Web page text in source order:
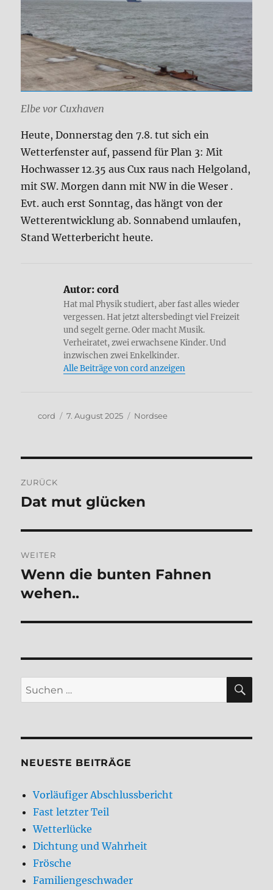
Elbe vor Cuxhaven
Heute, Donnerstag den 7.8. tut sich ein
Wetterfenster auf, passend für Plan 3: Mit
Hochwasser 12.35 aus Cux raus nach Helgoland,
mit SW. Morgen dann mit NW in die Weser .
Evt. auch erst Sonntag, das hängt von der
Wetterentwicklung ab. Sonnabend umlaufen,
Stand Wetterbericht heute.
Autor: cord
Hat mal Physik studiert, aber fast alles wieder
vergessen. Hat jetzt altersbedingt viel Freizeit
und segelt gerne. Oder macht Musik.
Verheiratet, zwei erwachsene Kinder. Und
inzwischen zwei Enkelkinder.
Alle Beiträge von cord anzeigen
Autor
cord
Veröffentlicht
7. August 2025 Kategorien
Nordsee
ZURÜCK
Vorheriger
Dat mut glücken
WEITER
Nächster
Beitrag:
Wenn die bunten Fahnen
wehen..
Suchen
nach:
NEUESTE BEITRÄGE
Vorläufiger Abschlussbericht
Fast letzter Teil
Wetterlücke
Dichtung und Wahrheit
Frösche
Familiengeschwader